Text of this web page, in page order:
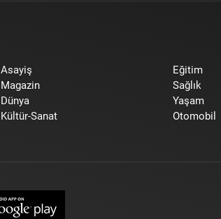
Asayiş
Magazin
Dünya
Kültür-Sanat
Eğitim
Sağlık
Yaşam
Otomobil